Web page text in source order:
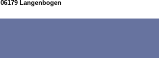
06179 Langenbogen